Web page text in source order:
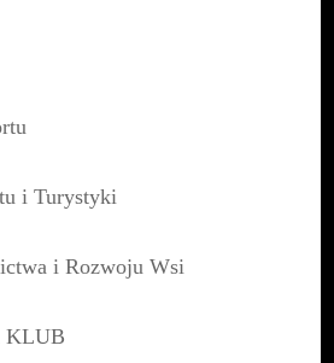
i Turystyki
i Rozwoju Wsi
KLUB